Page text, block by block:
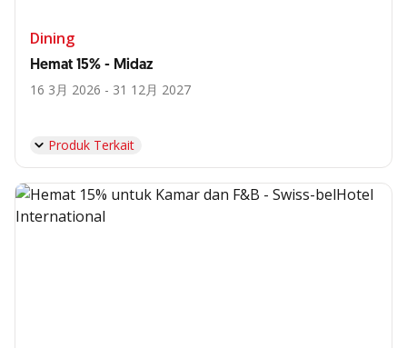
Dining
Hemat 15% - Midaz
16 3月 2026 - 31 12月 2027
Produk Terkait